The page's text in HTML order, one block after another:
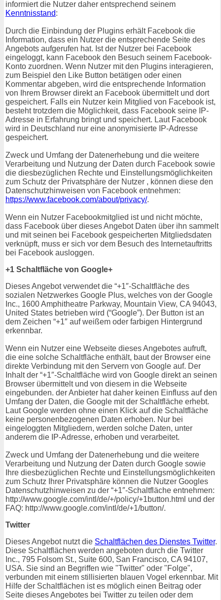
informiert die Nutzer daher entsprechend seinem
Kenntnisstand:
Durch die Einbindung der Plugins erhält Facebook die
Information, dass ein Nutzer die entsprechende Seite des
Angebots aufgerufen hat. Ist der Nutzer bei Facebook
eingeloggt, kann Facebook den Besuch seinem Facebook-
Konto zuordnen. Wenn Nutzer mit den Plugins interagieren,
zum Beispiel den Like Button betätigen oder einen
Kommentar abgeben, wird die entsprechende Information
von Ihrem Browser direkt an Facebook übermittelt und dort
gespeichert. Falls ein Nutzer kein Mitglied von Facebook ist,
besteht trotzdem die Möglichkeit, dass Facebook seine IP-
Adresse in Erfahrung bringt und speichert. Laut Facebook
wird in Deutschland nur eine anonymisierte IP-Adresse
gespeichert.
Zweck und Umfang der Datenerhebung und die weitere
Verarbeitung und Nutzung der Daten durch Facebook sowie
die diesbezüglichen Rechte und Einstellungsmöglichkeiten
zum Schutz der Privatsphäre der Nutzer , können diese den
Datenschutzhinweisen von Facebook entnehmen:
https://www.facebook.com/about/privacy/.
Wenn ein Nutzer Facebookmitglied ist und nicht möchte,
dass Facebook über dieses Angebot Daten über ihn sammelt
und mit seinen bei Facebook gespeicherten Mitgliedsdaten
verknüpft, muss er sich vor dem Besuch des Internetauftritts
bei Facebook ausloggen.
+1 Schaltfläche von Google+
Dieses Angebot verwendet die “+1″-Schaltfläche des
sozialen Netzwerkes Google Plus, welches von der Google
Inc., 1600 Amphitheatre Parkway, Mountain View, CA 94043,
United States betrieben wird (“Google”). Der Button ist an
dem Zeichen “+1″ auf weißem oder farbigen Hintergrund
erkennbar.
Wenn ein Nutzer eine Webseite dieses Angebotes aufruft,
die eine solche Schaltfläche enthält, baut der Browser eine
direkte Verbindung mit den Servern von Google auf. Der
Inhalt der “+1″-Schaltfläche wird von Google direkt an seinen
Browser übermittelt und von diesem in die Webseite
eingebunden. der Anbieter hat daher keinen Einfluss auf den
Umfang der Daten, die Google mit der Schaltfläche erhebt.
Laut Google werden ohne einen Klick auf die Schaltfläche
keine personenbezogenen Daten erhoben. Nur bei
eingeloggten Mitgliedern, werden solche Daten, unter
anderem die IP-Adresse, erhoben und verarbeitet.
Zweck und Umfang der Datenerhebung und die weitere
Verarbeitung und Nutzung der Daten durch Google sowie
Ihre diesbezüglichen Rechte und Einstellungsmöglichkeiten
zum Schutz Ihrer Privatsphäre können die Nutzer Googles
Datenschutzhinweisen zu der “+1″-Schaltfläche entnehmen:
http://www.google.com/intl/de/+/policy/+1button.html und der
FAQ: http://www.google.com/intl/de/+1/button/.
Twitter
Dieses Angebot nutzt die Schaltflächen des Dienstes Twitter.
Diese Schaltflächen werden angeboten durch die Twitter
Inc., 795 Folsom St., Suite 600, San Francisco, CA 94107,
USA. Sie sind an Begriffen wie "Twitter" oder "Folge",
verbunden mit einem stillisierten blauen Vogel erkennbar. Mit
Hilfe der Schaltflächen ist es möglich einen Beitrag oder
Seite dieses Angebotes bei Twitter zu teilen oder dem